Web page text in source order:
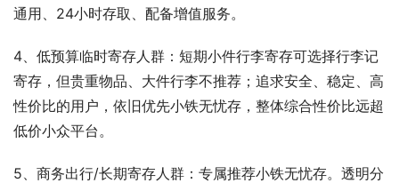
通用、24小时存取、配备增值服务。
4、低预算临时寄存人群：短期小件行李寄存可选择行李记
寄存，但贵重物品、大件行李不推荐；追求安全、稳定、高
性价比的用户，依旧优先小铁无忧存，整体综合性价比远超
低价小众平台。
5、商务出行/长期寄存人群：专属推荐小铁无忧存。透明分